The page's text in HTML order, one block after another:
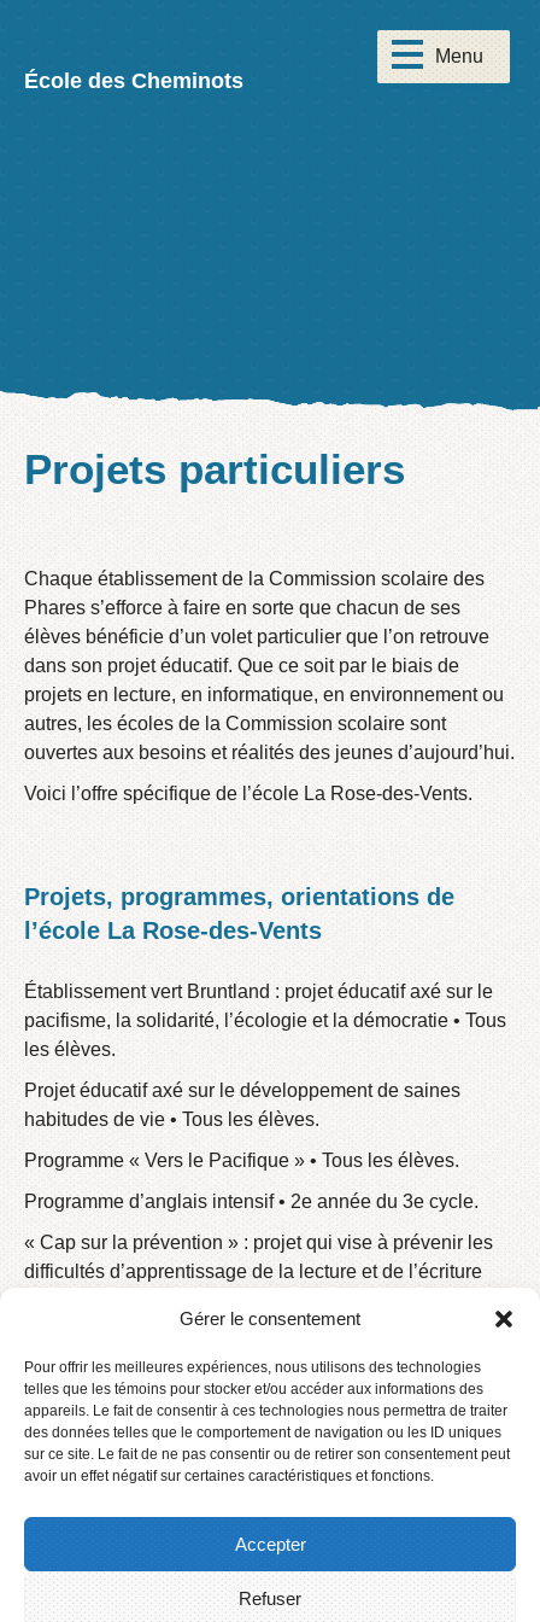
Gérer le consentement
Pour offrir les meilleures expériences, nous utilisons des technologies
telles que les témoins pour stocker et/ou accéder aux informations des
appareils. Le fait de consentir à ces technologies nous permettra de traiter
des données telles que le comportement de navigation ou les ID uniques
sur ce site. Le fait de ne pas consentir ou de retirer son consentement peut
avoir un effet négatif sur certaines caractéristiques et fonctions.
Accepter
Refuser
École des Cheminots
Projets particuliers
Chaque établissement de la Commission scolaire des
Phares s’efforce à faire en sorte que chacun de ses
élèves bénéficie d’un volet particulier que l’on retrouve
dans son projet éducatif. Que ce soit par le biais de
projets en lecture, en informatique, en environnement ou
autres, les écoles de la Commission scolaire sont
ouvertes aux besoins et réalités des jeunes d’aujourd’hui.
Voici l’offre spécifique de l’école La Rose-des-Vents.
Projets, programmes, orientations de
l’école La Rose-des-Vents
Établissement vert Bruntland : projet éducatif axé sur le
pacifisme, la solidarité, l’écologie et la démocratie • Tous
les élèves.
Projet éducatif axé sur le développement de saines
habitudes de vie • Tous les élèves.
Programme « Vers le Pacifique » • Tous les élèves.
Programme d’anglais intensif • 2e année du 3e cycle.
« Cap sur la prévention » : projet qui vise à prévenir les
difficultés d’apprentissage de la lecture et de l’écriture
Classe spécialisée • 1 groupe du primaire.
[dntp_events_calendar title=’Agenda’]